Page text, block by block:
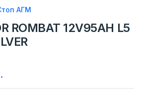
АГМ
ROMBAT 12V95AH L5